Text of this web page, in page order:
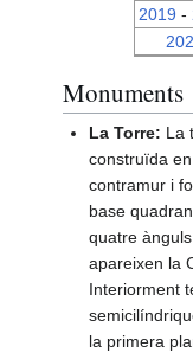
2019 -
Monuments
La Torre: La
construïda
contramur i
base
quatre
apareixen la
Interiorment
la primera